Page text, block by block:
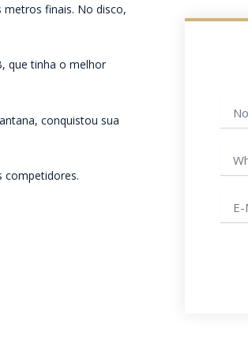
metros finais. No disco,
que tinha o melhor
conquistou sua
competidores.
mail